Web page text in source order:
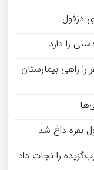
دزفول
را دارد
از مشربات الکلی تقلبی ۳۱ نفر را راهی بیمارستان
نقره داغ شد
را نجات داد